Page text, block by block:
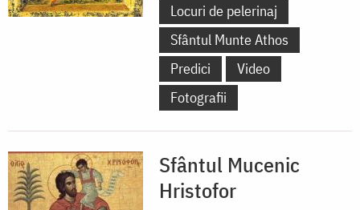
Locuri de pelerinaj
Sfântul Munte Athos
Predici
Video
Fotografii
Sfântul Mucenic
Hristofor